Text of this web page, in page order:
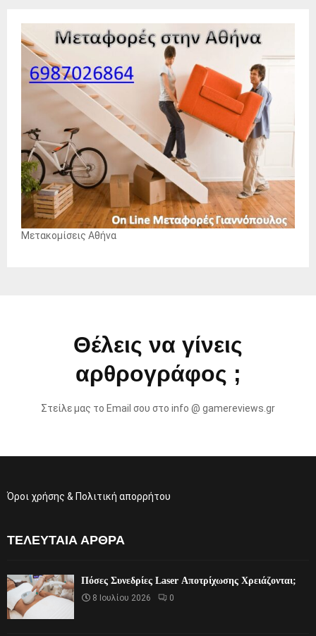
Μετακομίσεις Αθήνα
Θέλεις να γίνεις
αρθρογράφος ;
Στείλε μας το Email σου στο info @ gamereviews.gr
Όροι χρήσης & Πολιτική απορρήτου
ΤΕΛΕΥΤΑΊΑ ΆΡΘΡΑ
Πόσες Συνεδρίες Laser Αποτρίχωσης Χρειάζονται;
8 Ιουλίου 2026 0